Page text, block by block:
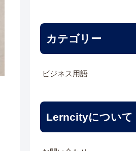
カテゴリー
ビジネス用語
Lerncityについて